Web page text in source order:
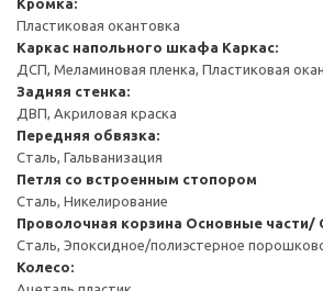
Пластиковая окантовка
Каркас напольного шкафа Каркас:
ДСП, Меламиновая пленка, Пластиковая
Задняя стенка:
ДВП, Акриловая краска
Передняя обвязка:
Сталь, Гальванизация
Петля со встроенным стопором
Сталь, Никелирование
Проволочная корзина Основные части/
Сталь, Эпоксидное/полиэстерное
Колесо: